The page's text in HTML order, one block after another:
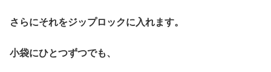
さらにそれをジップロックに入れます。
小袋にひとつずつでも、